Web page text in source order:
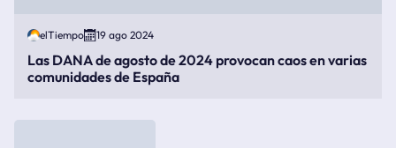
elTiempo 19 ago 2024
Las DANA de agosto de 2024 provocan caos en varias
comunidades de España